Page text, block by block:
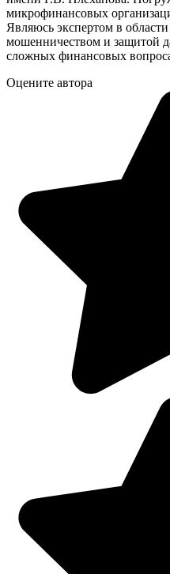
микрофинансовых
Являюсь экспертом в
мошенничеством и защитой
сложных финансовых
Оцените автора